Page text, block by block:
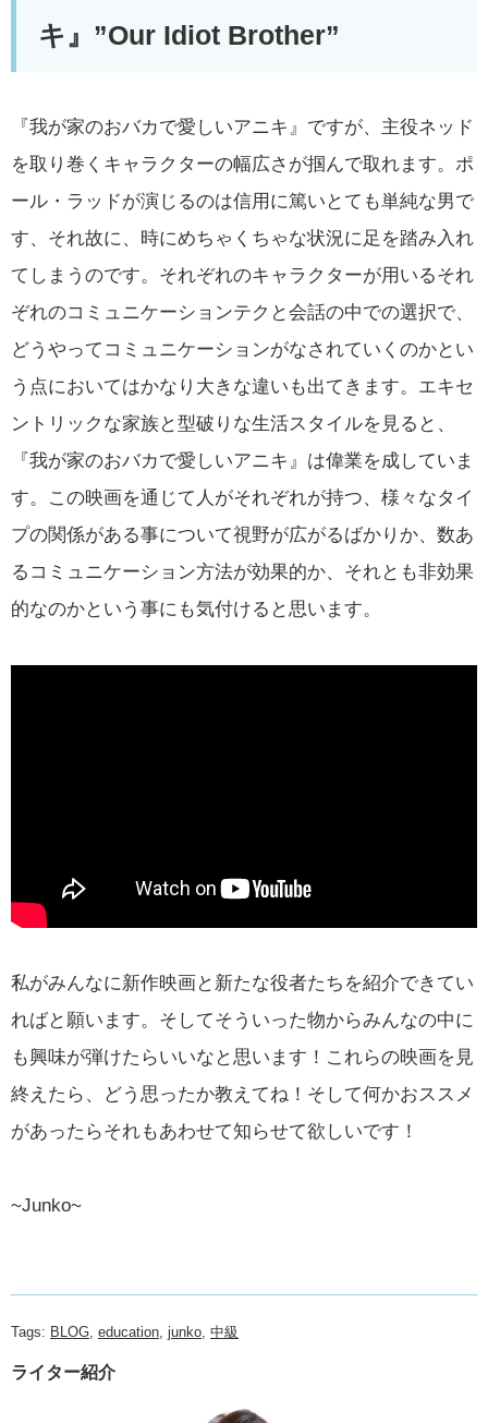
キ』”Our Idiot Brother”
『我が家のおバカで愛しいアニキ』ですが、主役ネッド
を取り巻くキャラクターの幅広さが掴んで取れます。ポ
ール・ラッドが演じるのは信用に篤いとても単純な男で
す、それ故に、時にめちゃくちゃな状況に足を踏み入れ
てしまうのです。それぞれのキャラクターが用いるそれ
ぞれのコミュニケーションテクと会話の中での選択で、
どうやってコミュニケーションがなされていくのかとい
う点においてはかなり大きな違いも出てきます。エキセ
ントリックな家族と型破りな生活スタイルを見ると、
『我が家のおバカで愛しいアニキ』は偉業を成していま
す。この映画を通じて人がそれぞれが持つ、様々なタイ
プの関係がある事について視野が広がるばかりか、数あ
るコミュニケーション方法が効果的か、それとも非効果
的なのかという事にも気付けると思います。
私がみんなに新作映画と新たな役者たちを紹介できてい
ればと願います。そしてそういった物からみんなの中に
も興味が弾けたらいいなと思います！これらの映画を見
終えたら、どう思ったか教えてね！そして何かおススメ
があったらそれもあわせて知らせて欲しいです！
~Junko~
Tags: BLOG, education, junko, 中級
ライター紹介